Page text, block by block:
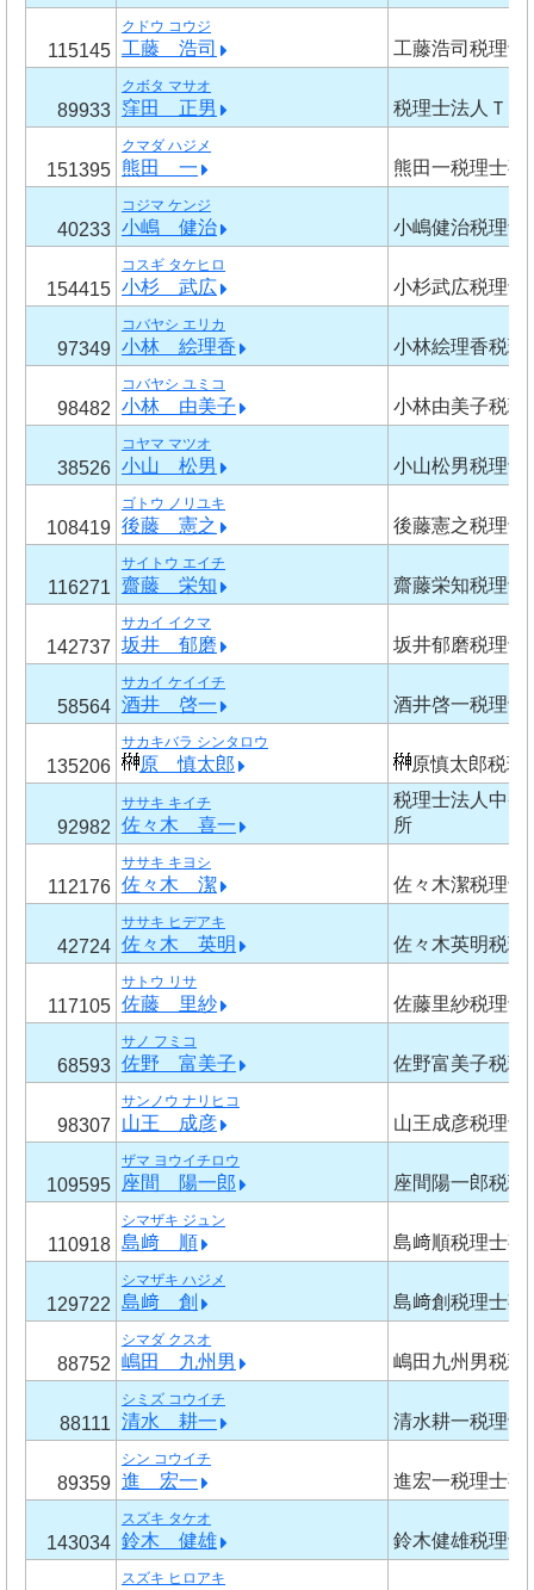
115145
クドウ コウジ
工藤 浩司 工藤浩司税理士
89933
クボタ マサオ
窪田 正男 税理士法人Ｔ
151395
クマダ ハジメ
熊田 一 熊田一税理士事
40233
コジマ ケンジ
小嶋 健治 小嶋健治税理士
154415
コスギ タケヒロ
小杉 武広 小杉武広税理士
97349
コバヤシ エリカ
小林 絵理香 小林絵理香税理
98482
コバヤシ ユミコ
小林 由美子 小林由美子税理
38526
コヤマ マツオ
小山 松男 小山松男税理士
108419
ゴトウ ノリユキ
後藤 憲之 後藤憲之税理士
116271
サイトウ エイチ
齋藤 栄知 齋藤栄知税理士
142737
サカイ イクマ
坂井 郁磨 坂井郁磨税理士
58564
サカイ ケイイチ
酒井 啓一 酒井啓一税理士
135206
サカキバラ シンタロウ
原 慎太郎 原慎太郎税理
92982
ササキ キイチ
佐々木 喜一
税理士法人中
所
112176
ササキ キヨシ
佐々木 潔 佐々木潔税理士
42724
ササキ ヒデアキ
佐々木 英明 佐々木英明税理
117105
サトウ リサ
佐藤 里紗 佐藤里紗税理士
68593
サノ フミコ
佐野 富美子 佐野富美子税理
98307
サンノウ ナリヒコ
山王 成彦 山王成彦税理士
109595
ザマ ヨウイチロウ
座間 陽一郎 座間陽一郎税理
110918
シマザキ ジュン
島﨑 順 島﨑順税理士事
129722
シマザキ ハジメ
島﨑 創 島﨑創税理士事
88752
シマダ クスオ
嶋田 九州男 嶋田九州男税理
88111
シミズ コウイチ
清水 耕一 清水耕一税理士
89359
シン コウイチ
進 宏一 進宏一税理士事
143034
スズキ タケオ
鈴木 健雄 鈴木健雄税理士
スズキ ヒロアキ